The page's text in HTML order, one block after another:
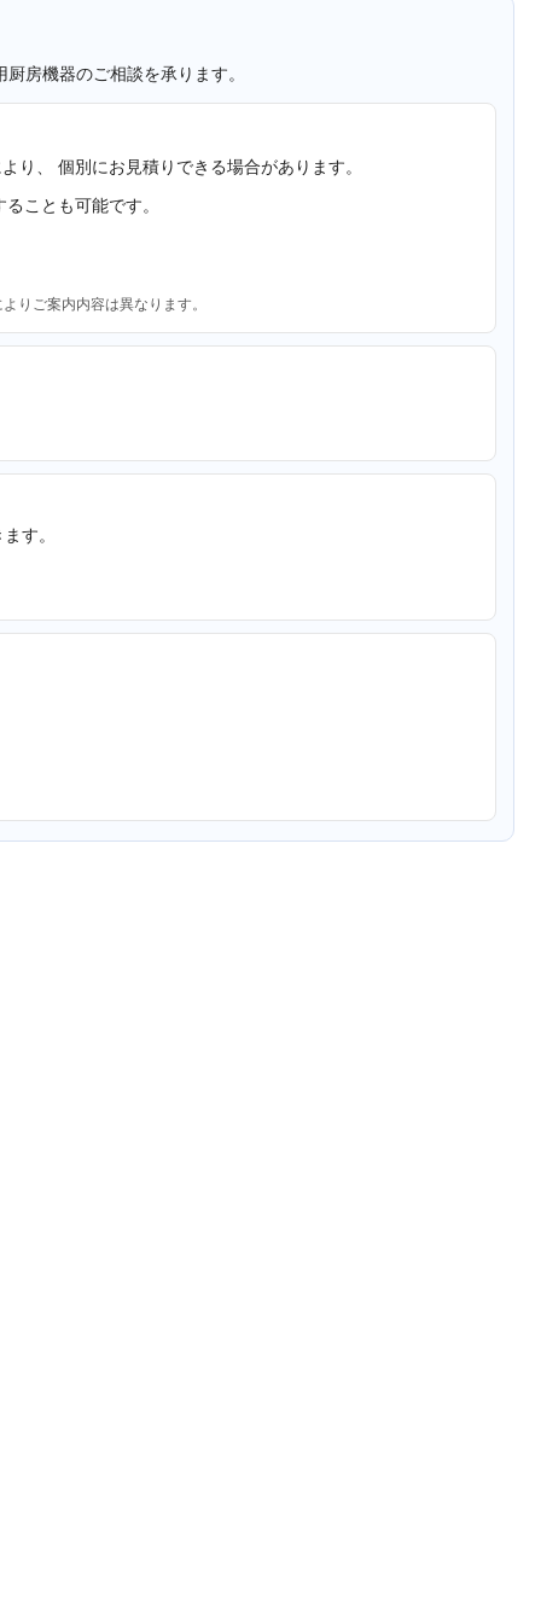
房機器のご相談を承ります。
り、 個別にお見積りできる場合があります。
ことも可能です。
りご案内内容は異なります。
す。